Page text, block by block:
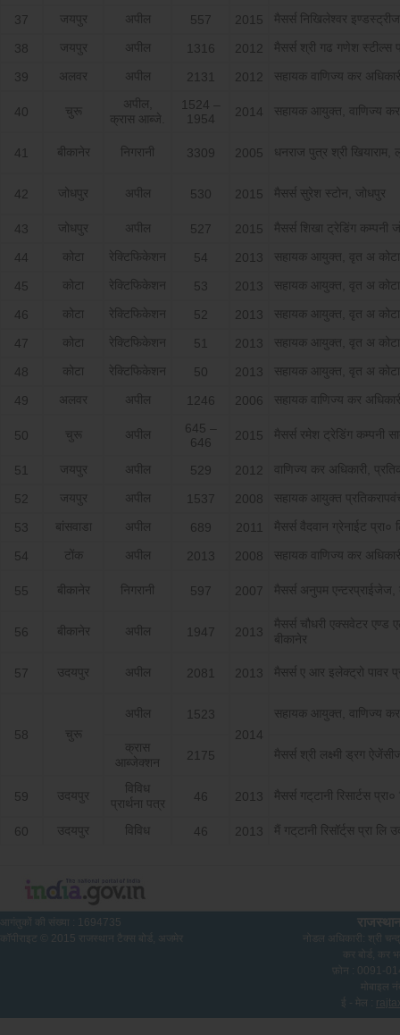
37 जयपुर अपील 557 2015 मैसर्स निखिलेश्वर
38 जयपुर अपील 1316 2012 मैसर्स श्री गढ गणेश स्टील्स
39 अलवर अपील 2131 2012 सहायक वाणिज्य कर
40 चुरू
अपील,
क्रास आब्जे.
1524 –
1954
2014 सहायक आयुक्त, वाणिज्य
41 बीकानेर निगरानी 3309 2005 धनराज पुत्र श्री
42 जोधपुर अपील 530 2015 मैसर्स सुरेश स्टोन, जोधपुर
43 जोधपुर अपील 527 2015 मैसर्स शिखा ट्रेडिंग कम्पनी
44 कोटा रेक्टिफिकेशन 54 2013 सहायक आयुक्त, वृत अ कोटा
45 कोटा रेक्टिफिकेशन 53 2013 सहायक आयुक्त, वृत अ कोटा
46 कोटा रेक्टिफिकेशन 52 2013 सहायक आयुक्त, वृत अ कोटा
47 कोटा रेक्टिफिकेशन 51 2013 सहायक आयुक्त, वृत अ कोटा
48 कोटा रेक्टिफिकेशन 50 2013 सहायक आयुक्त, वृत अ कोटा
49 अलवर अपील 1246 2006 सहायक वाणिज्य कर
50 चुरू अपील
645 –
646
2015 मैसर्स रमेश ट्रेडिंग कम्पनी
51 जयपुर अपील 529 2012 वाणिज्य कर अधिकारी,
52 जयपुर अपील 1537 2008 सहायक आयुक्त
53 बांसवाडा अपील 689 2011 मैसर्स वैदवान ग्रेनाईट प्रा०
54 टोंक अपील 2013 2008 सहायक वाणिज्य कर
55 बीकानेर निगरानी 597 2007 मैसर्स अनुपम एन्टरप्राईजेज,
56 बीकानेर अपील 1947 2013
मैसर्स चौधरी एक्सवेटर एण्ड
बीकानेर
57 उदयपुर अपील 2081 2013 मैसर्स ए आर इलेक्ट्रो पावर
58 चुरू
अपील
1523
2014
सहायक आयुक्त, वाणिज्य
क्रास
आब्जेक्शन
2175 मैसर्स श्री लक्ष्मी ड्रग
59 उदयपुर
विविध
प्रार्थना पत्र
46 2013 मैसर्स गट्‌टानी रिसार्टस
60 उदयपुर विविध 46 2013 मैं गट्‌टानी रिसॉर्ट्‌स प्रा लि
आगंतुकों की संख्या :
1694735
कॉपीराइट © 2015 राजस्थान टैक्स बोर्ड, अजमेर
नोडल अधिकारी: श्री
कर बोर्ड, कर
फ़ोन : 0091-
मोबाइल
ई - मेल :